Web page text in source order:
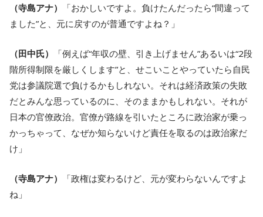
（寺島アナ）
「おかしいですよ。負けたんだったら“間違って
ました”と、元に戻すのが普通ですよね？」
（田中氏）
「例えば“年収の壁、引き上げません”あるいは“2段
階所得制限を厳しくします”と、せこいことやっていたら自民
党は参議院選で負けるかもしれない。それは経済政策の失敗
だとみんな思っているのに、そのままかもしれない。それが
日本の官僚政治。官僚が路線を引いたところに政治家が乗っ
かっちゃって、なぜか知らないけど責任を取るのは政治家だ
け」
（寺島アナ）
「政権は変わるけど、元が変わらないんですよ
ね」